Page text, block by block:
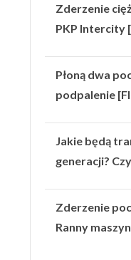
Zderzenie
PKP Intercity
Płoną dwa
podpalenie
Jakie będą
generacji?
Zderzenie
Ranny